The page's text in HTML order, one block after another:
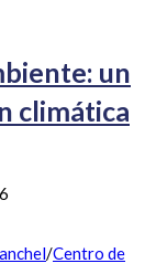
un
climática
/Centro de